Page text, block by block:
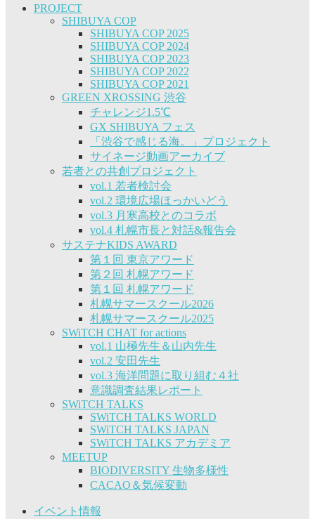
PROJECT
SHIBUYA COP
SHIBUYA COP 2025
SHIBUYA COP 2024
SHIBUYA COP 2023
SHIBUYA COP 2022
SHIBUYA COP 2021
GREEN XROSSING 渋谷
チャレンジ1.5℃
GX SHIBUYA フェス
「渋谷で感じる海。」プロジェクト
サイネージ動画アーカイブ
若者との共創プロジェクト
vol.1 若者検討会
vol.2 環境広場ほっかいどう
vol.3 月寒高校とのコラボ
vol.4 札幌市長と対話&報告会
サステナKIDS AWARD
第１回 東京アワード
第２回 札幌アワード
第１回 札幌アワード
札幌サマースクール2026
札幌サマースクール2025
SWiTCH CHAT for actions
vol.1 山極先生＆山内先生
vol.2 安田先生
vol.3 海洋問題に取り組む４社
意識調査結果レポート
SWiTCH TALKS
SWiTCH TALKS WORLD
SWiTCH TALKS JAPAN
SWiTCH TALKS アカデミア
MEETUP
BIODIVERSITY 生物多様性
CACAO＆気候変動
イベント情報